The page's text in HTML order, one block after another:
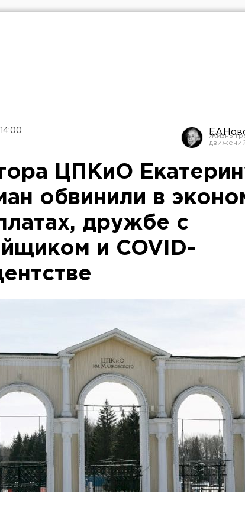
ЦПКиО
обвинили в
дружбе с
и COVID-